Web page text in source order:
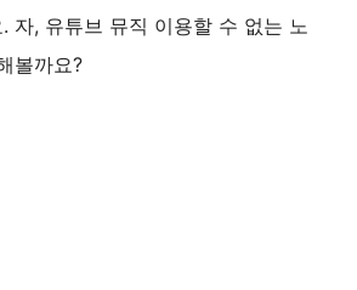
자, 유튜브 뮤직 이용할 수 없는 노
볼까요?